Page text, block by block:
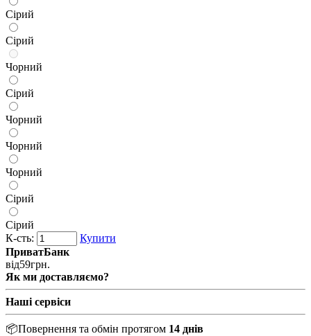
Сірий
Сірий
Чорний
Сірий
Чорний
Чорний
Чорний
Сірий
Сірий
К-сть:
Купити
ПриватБанк
від59грн.
Як ми доставляємо?
Наші сервіси
📦Повернення та обмін протягом 14 днів